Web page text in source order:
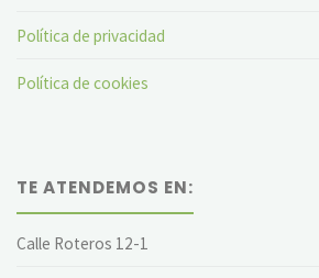
Política de privacidad
Política de cookies
TE ATENDEMOS EN:
Calle Roteros 12-1